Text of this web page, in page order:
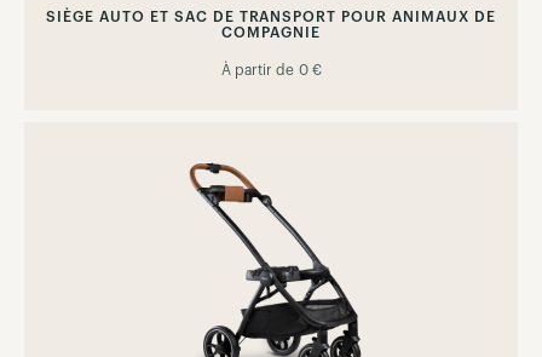
SIÈGE AUTO ET SAC DE TRANSPORT POUR ANIMAUX DE
COMPAGNIE
À partir de 0 €